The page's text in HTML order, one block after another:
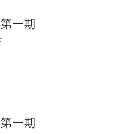
一期
一期